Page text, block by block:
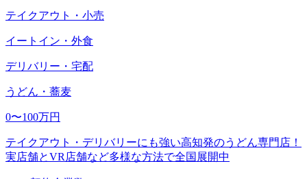
テイクアウト・小売
イートイン・外食
デリバリー・宅配
うどん・蕎麦
0〜100万円
テイクアウト・デリバリーにも強い高知発のうどん専門店！
実店舗とVR店舗など多様な方法で全国展開中